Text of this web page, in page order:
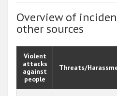
Overview of
other sources
Violent
attacks
against
people
Threats/